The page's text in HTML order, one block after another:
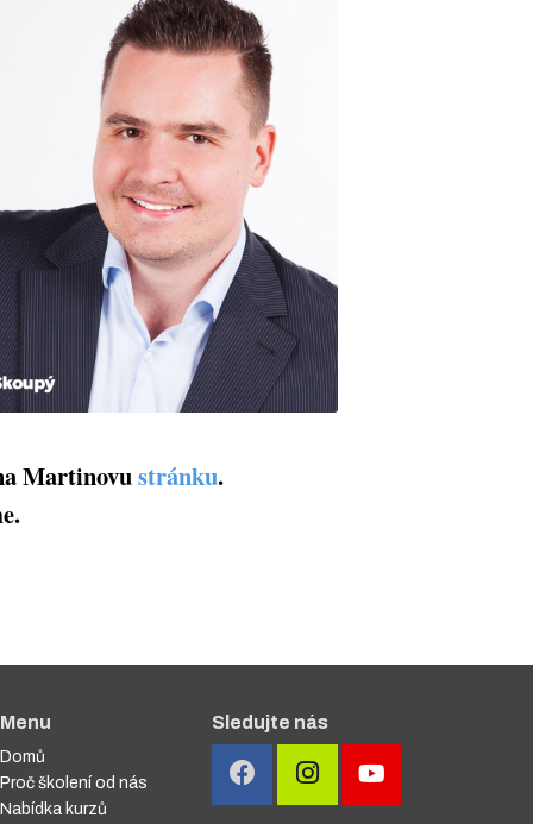
Martinovustránku.
Menu
Domů
Proč školení od nás
Nabídka kurzů
Sledujte nás